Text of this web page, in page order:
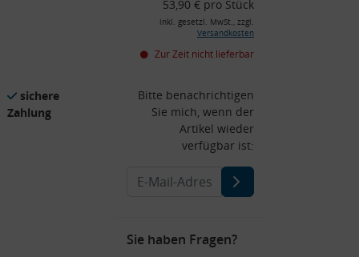
sichere
Zahlung
53,90 € pro Stück
inkl. gesetzl. MwSt., zzgl.
Versandkosten
Zur Zeit nicht lieferbar
Bitte benachrichtigen
Sie mich, wenn der
Artikel wieder
verfügbar ist:
Sie haben Fragen?